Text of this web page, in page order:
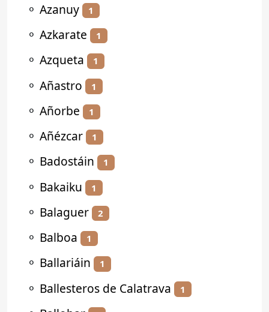
⚬ Azanuy 1
⚬ Azkarate 1
⚬ Azqueta 1
⚬ Añastro 1
⚬ Añorbe 1
⚬ Añézcar 1
⚬ Badostáin 1
⚬ Bakaiku 1
⚬ Balaguer 2
⚬ Balboa 1
⚬ Ballariáin 1
⚬ Ballesteros de Calatrava 1